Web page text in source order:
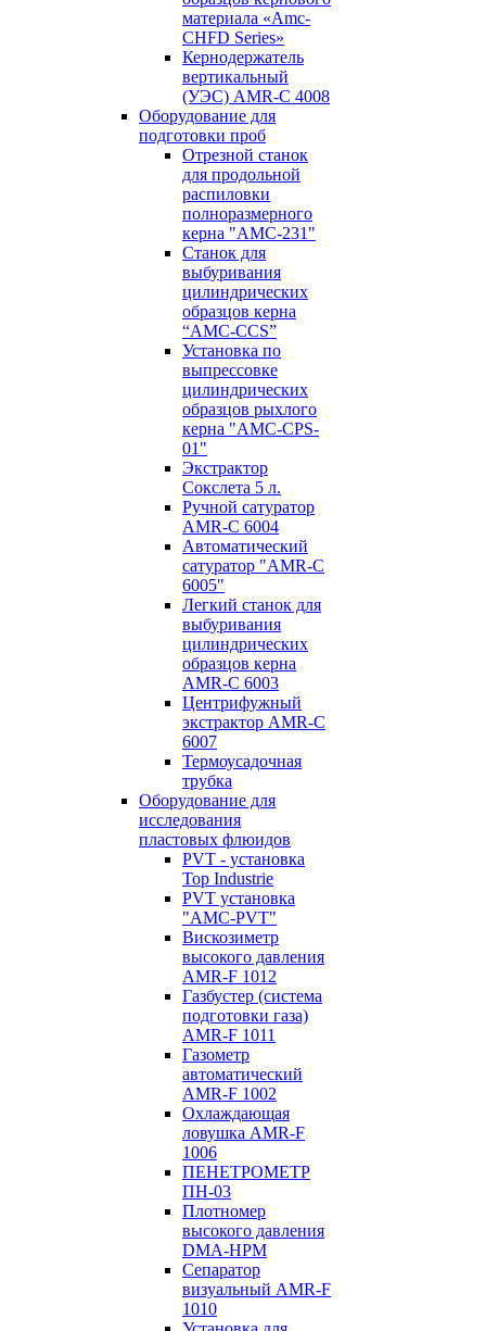
материала «Amc-
CHFD Series»
Кернодержатель
вертикальный
(УЭС) AMR-C 4008
Оборудование для
подготовки проб
Отрезной станок
для продольной
распиловки
полноразмерного
керна "AMC-231"
Станок для
выбуривания
цилиндрических
образцов керна
“AMC-CCS”
Установка по
выпресcовке
цилиндрических
образцов рыхлого
керна "AMC-CPS-
01"
Экстрактор
Сокслета 5 л.
Ручной сатуратор
AMR-C 6004
Автоматический
сатуратор "AMR-C
6005"
Легкий станок для
выбуривания
цилиндрических
образцов керна
AMR-C 6003
Центрифужный
экстрактор AMR-C
6007
Термоусадочная
трубка
Оборудование для
исследования
пластовых флюидов
PVT - установка
Top Industrie
PVT установка
"AMC-PVT"
Вискозиметр
высокого давления
AMR-F 1012
Газбустер (система
подготовки газа)
AMR-F 1011
Газометр
автоматический
AMR-F 1002
Охлаждающая
ловушка AMR-F
1006
ПЕНЕТРОМЕТР
ПН-03
Плотномер
высокого давления
DMA-HPM
Сепаратор
визуальный AMR-F
1010